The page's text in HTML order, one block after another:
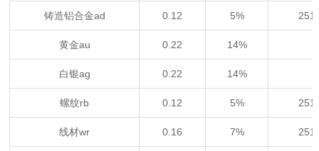
铸造铝合金ad 0.12 5%
黄金au 0.22 14%
白银ag 0.22 14%
螺纹rb 0.12 5%
线材wr 0.16 7%